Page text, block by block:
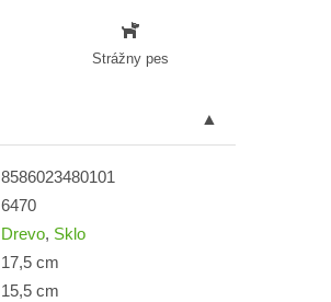
Strážny pes
8586023480101
6470
Drevo, Sklo
17,5 cm
15,5 cm